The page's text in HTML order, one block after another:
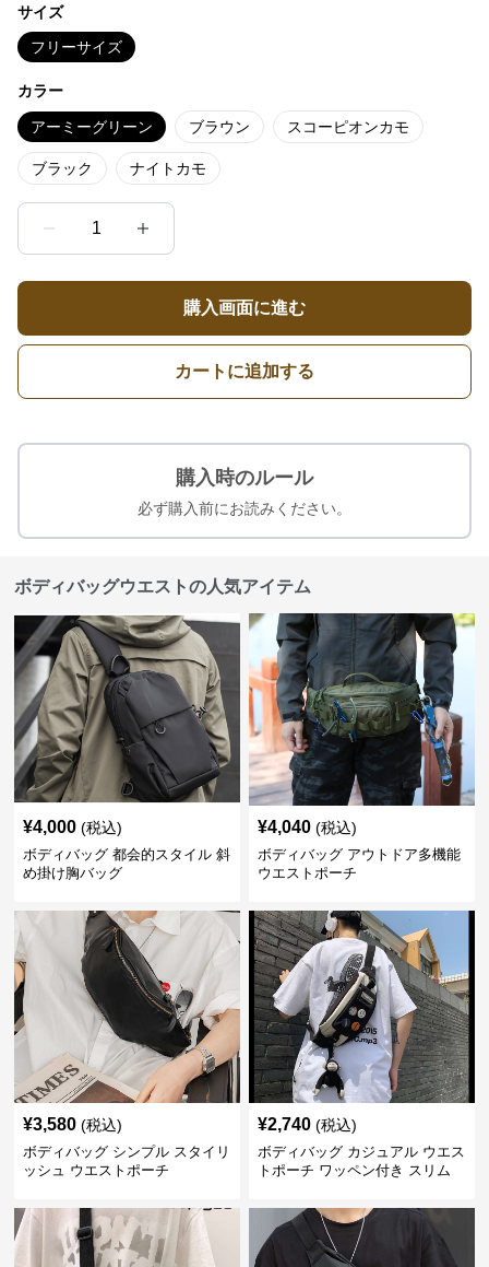
サイズ
フリーサイズ
カラー
アーミーグリーン ブラウン スコーピオンカモ
ブラック ナイトカモ
1
購入画面に進む
カートに追加する
購入時のルール
必ず購入前にお読みください。
ボディバッグウエストの人気アイテム
¥4,000 (税込)
ボディバッグ 都会的スタイル 斜
め掛け胸バッグ
¥4,040 (税込)
ボディバッグ アウトドア多機能
ウエストポーチ
¥3,580 (税込)
ボディバッグ シンプル スタイリ
ッシュ ウエストポーチ
¥2,740 (税込)
ボディバッグ カジュアル ウエス
トポーチ ワッペン付き スリム